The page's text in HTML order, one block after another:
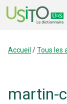
Accueil /Tous les
martin-